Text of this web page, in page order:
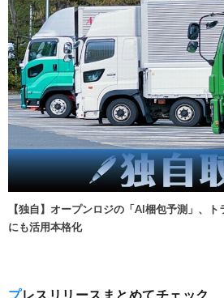
【独自】オープンロジの「AI梱包予測」、
にも活用本格化
プレスリリースまとめてチェック